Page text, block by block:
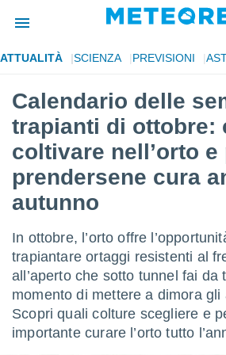
di
per
le
di
Web
le
ATTUALITÀ SCIENZA PREVISIONI
Calendario delle
trapianti di ottobre:
coltivare nell’orto e
prendersene cura
autunno
In ottobre, l’orto offre
trapiantare ortaggi resistenti al
all’aperto che sotto tunnel fai da
momento di mettere a dimora gli
Scopri quali colture scegliere e
importante curare l’orto tutto